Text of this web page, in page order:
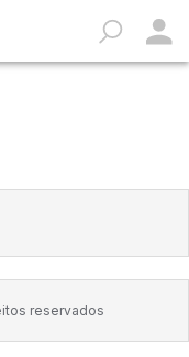
reservados